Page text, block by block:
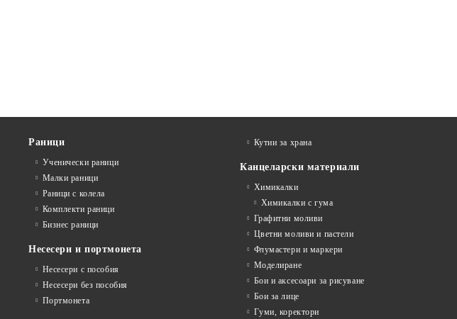
Раници
Ученически раници
Малки раници
Раници с колела
Комплекти раници
Бизнес раници
Несесери и портмонета
Несесери с пособия
Несесери без пособия
Портмонета
Кутии за храна
Канцеларски материали
Химикалки
Химикалки с гума
Графитни моливи
Цветни моливи и пастели
Флумастери и маркери
Моделиране
Бои и аксесоари за рисуване
Бои за лице
Гуми, коректори